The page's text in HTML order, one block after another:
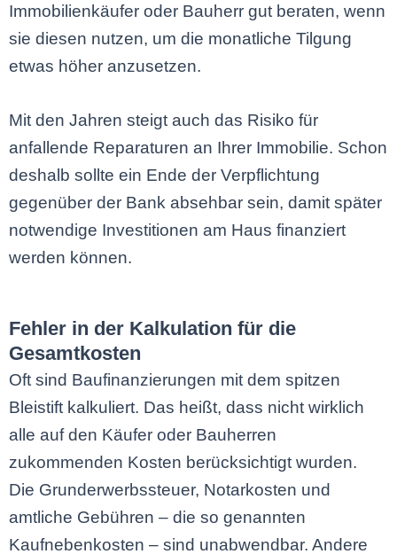
Immobilienkäufer oder Bauherr gut beraten, wenn
sie diesen nutzen, um die monatliche Tilgung
etwas höher anzusetzen.
Mit den Jahren steigt auch das Risiko für
anfallende Reparaturen an Ihrer Immobilie. Schon
deshalb sollte ein Ende der Verpflichtung
gegenüber der Bank absehbar sein, damit später
notwendige Investitionen am Haus finanziert
werden können.
Fehler in der Kalkulation für die
Gesamtkosten
Oft sind Baufinanzierungen mit dem spitzen
Bleistift kalkuliert. Das heißt, dass nicht wirklich
alle auf den Käufer oder Bauherren
zukommenden Kosten berücksichtigt wurden.
Die Grunderwerbssteuer, Notarkosten und
amtliche Gebühren – die so genannten
Kaufnebenkosten – sind unabwendbar. Andere